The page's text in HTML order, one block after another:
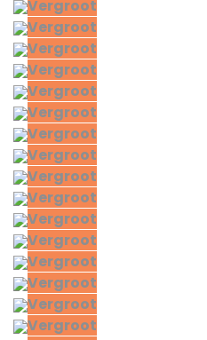
Vergroot
Vergroot
Vergroot
Vergroot
Vergroot
Vergroot
Vergroot
Vergroot
Vergroot
Vergroot
Vergroot
Vergroot
Vergroot
Vergroot
Vergroot
Vergroot